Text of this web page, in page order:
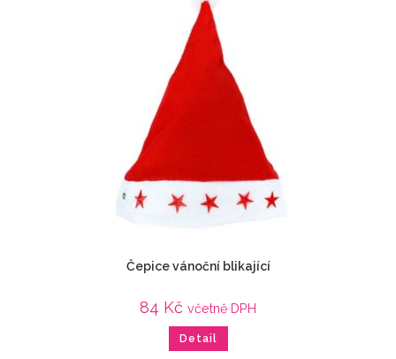
Čepice vánoční blikající
84 Kč včetně DPH
Detail